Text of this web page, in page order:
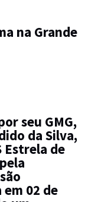
na Grande
seu GMG,
da Silva,
Estrela de
02 de